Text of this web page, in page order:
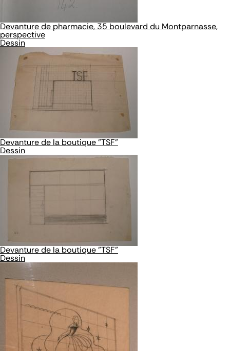
Devanture de pharmacie, 35 boulevard du Montparnasse,
perspective
Dessin
Devanture de la boutique "TSF"
Dessin
Devanture de la boutique "TSF"
Dessin